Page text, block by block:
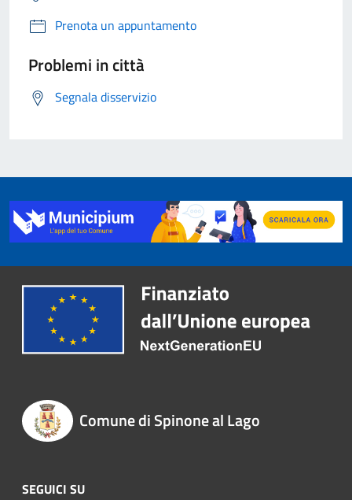
Prenota un appuntamento
Problemi in città
Segnala disservizio
Comune di Spinone al Lago
SEGUICI SU